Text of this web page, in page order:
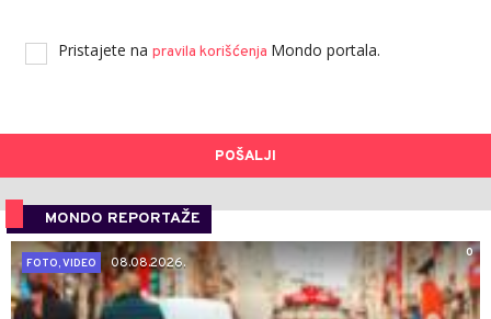
Pristajete na pravila korišćenja Mondo portala.
POŠALJI
MONDO REPORTAŽE
0
FOTO, VIDEO
08.08.2026.